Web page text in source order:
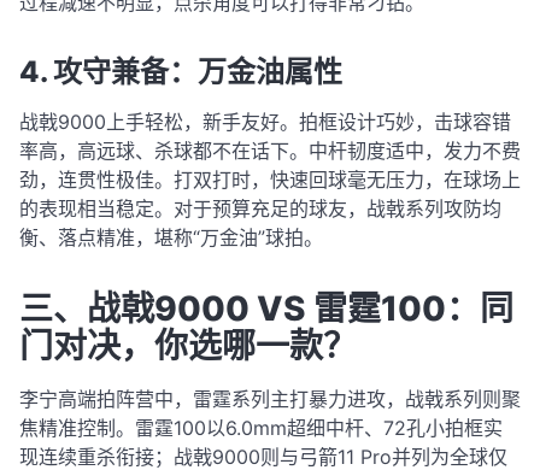
4. 攻守兼备：万金油属性
战戟9000上手轻松，新手友好。拍框设计巧妙，击球容错
率高，高远球、杀球都不在话下。中杆韧度适中，发力不费
劲，连贯性极佳。打双打时，快速回球毫无压力，在球场上
的表现相当稳定。对于预算充足的球友，战戟系列攻防均
衡、落点精准，堪称“万金油”球拍。
三、战戟9000 VS 雷霆100：同
门对决，你选哪一款？
李宁高端拍阵营中，雷霆系列主打暴力进攻，战戟系列则聚
焦精准控制。雷霆100以6.0mm超细中杆、72孔小拍框实
现连续重杀衔接；战戟9000则与弓箭11 Pro并列为全球仅